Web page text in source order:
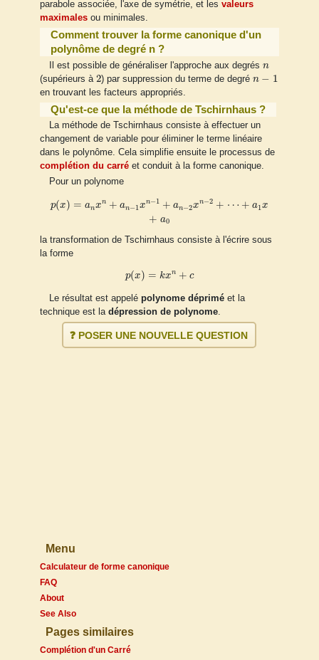
parabole associée, l'axe de symétrie, et les valeurs
maximales ou minimales.
Comment trouver la forme canonique d'un
polynôme de degré n ?
Il est possible de généraliser l'approche aux degrés n
n
(supérieurs à 2
2) par suppression du terme de degré n − 1
n
en trouvant les facteurs appropriés.
Qu'est-ce que la méthode de Tschirnhaus ?
La méthode de Tschirnhaus consiste à effectuer un
changement de variable pour éliminer le terme linéaire
dans le polynôme. Cela simplifie ensuite le processus de
complétion du carré et conduit à la forme canonique.
Pour un polynome
p(x) = anxn + an−1xn−1 + an−2xn−2 + ⋯ + a1x
+ a0
p( x) + −1 + −2 +
la transformation de Tschirnhaus consiste à l'écrire sous
la forme
p(x) = kxn + c
p x kx n+ c
Le résultat est appelé polynome dépriméet la
technique est la dépression de polynome
❓ POSER UNE NOUVELLE QUESTION
Menu
Calculateur de forme canonique
FAQ
About
See Also
Pages similaires
Complétion d'un Carré